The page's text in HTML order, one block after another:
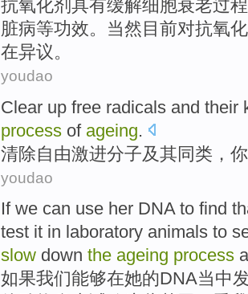
抗氧化剂具有缓解细胞衰老过程
脏病等功效。 当然目前对抗氧
在异议。
youdao
Clear up free radicals and their
process of ageing.
清除自由激进分子及其同类 ， 你
youdao
If we can use her DNAto find
test it in laboratory animals to
slow down the ageing process
如果我们能够在她的DNA当中